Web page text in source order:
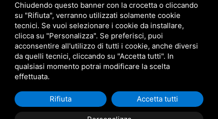
PRIVACY SITEMAP/ QUESTO SITO È PROTETTO DA GOOGLE
RECAPTCHA V3,PRIVACY POLICYE TERMS OF SERVICEDI GOOGLE.
Chiudendo questo banner con la crocetta o cliccando
su "Rifiuta", verranno utilizzati solamente cookie
tecnici. Se vuoi selezionare i cookie da installare,
clicca su "Personalizza". Se preferisci, puoi
acconsentire all'utilizzo di tutti i cookie, anche diversi
da quelli tecnici, cliccando su "Accetta tutti". In
qualsiasi momento potrai modificare la scelta
effettuata.
Rifiuta Accetta tutti